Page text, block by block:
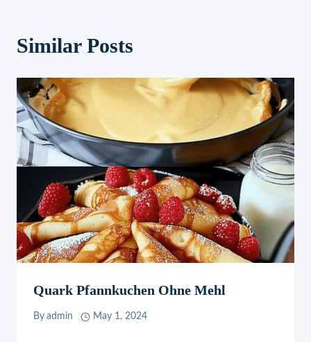
Similar Posts
Quark Pfannkuchen Ohne Mehl
By admin May 1, 2024